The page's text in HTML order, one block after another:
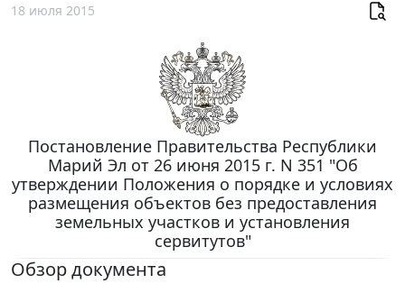
18 июля 2015
Постановление Правительства Республики
Марий Эл от 26 июня 2015 г. N 351 "Об
утверждении Положения о порядке и условиях
размещения объектов без предоставления
земельных участков и установления
сервитутов"
Обзор документа